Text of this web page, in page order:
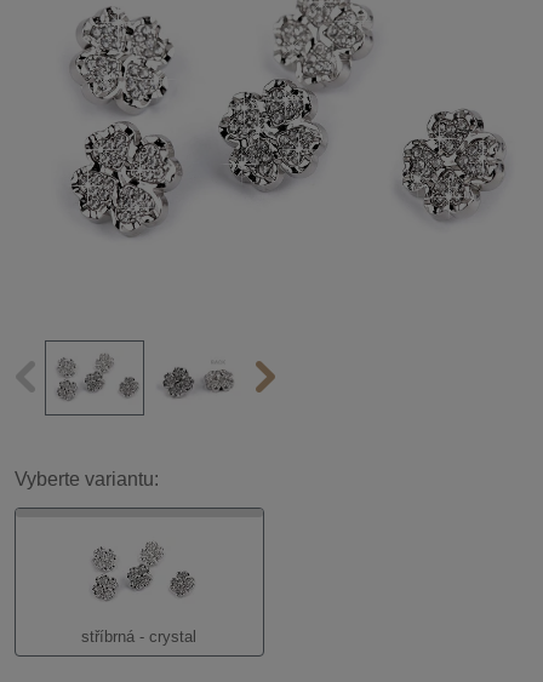
Vyberte variantu:
stříbrná - crystal